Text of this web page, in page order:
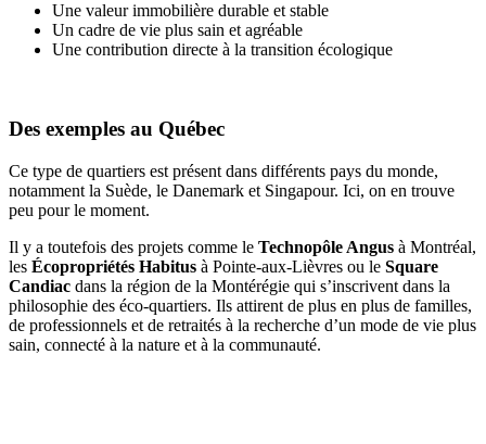
Une valeur immobilière durable et stable
Un cadre de vie plus sain et agréable
Une contribution directe à la transition écologique
Des exemples au Québec
Ce type de quartiers est présent dans différents pays du monde,
notamment la Suède, le Danemark et Singapour. Ici, on en trouve
peu pour le moment.
Il y a toutefois des projets comme le Technopôle Angus à Montréal,
les Écopropriétés Habitus à Pointe-aux-Lièvres ou le Square
Candiac dans la région de la Montérégie qui s’inscrivent dans la
philosophie des éco-quartiers. Ils attirent de plus en plus de familles,
de professionnels et de retraités à la recherche d’un mode de vie plus
sain, connecté à la nature et à la communauté.